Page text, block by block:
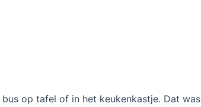
op tafel of in het keukenkastje. Dat was